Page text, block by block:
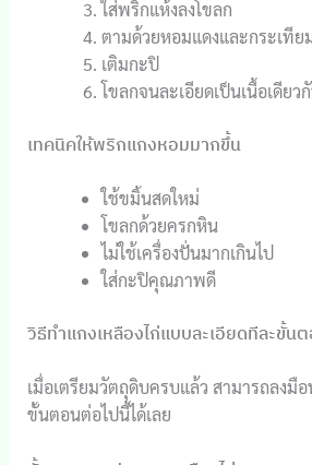
ใส่พริกแห้งลงโขลก
ตามด้วยหอมแดงและกระเทีย
เติมกะปิ
โขลกจนละเอียดเป็นเนื้อเดียว
เทคนิคให้พริกแกงหอมมากขึ้น
ใช้ขมิ้นสดใหม่
โขลกด้วยครกหิน
ไม่ใช้เครื่องปั่นมากเกินไป
ใส่กะปิคุณภาพดี
วิธีทำแกงเหลืองไก่แบบละเอียดทีละขั้น
เมื่อเตรียมวัตถุดิบครบแล้ว สามารถลงมือ
ขั้นตอนต่อไปนี้ได้เลย